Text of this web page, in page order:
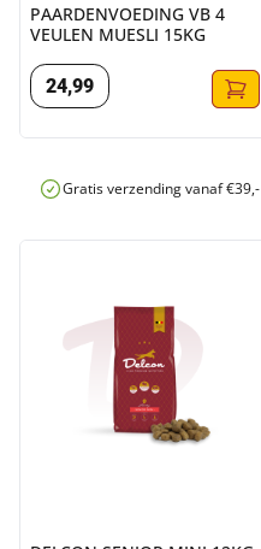
PAARDENVOEDING VB 4
VEULEN MUESLI 15KG
24,99
Gratis verzending vanaf €39,-